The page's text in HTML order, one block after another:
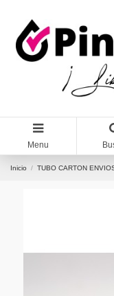
Menu
Inicio TUBO CARTON